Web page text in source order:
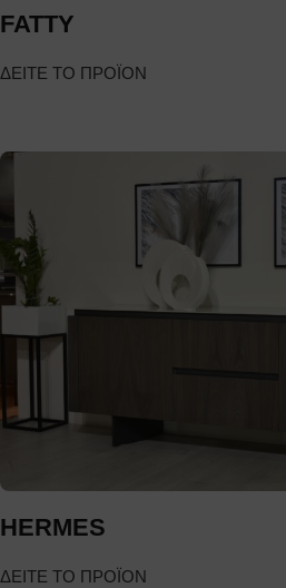
FATTY
ΔΕΙΤΕ ΤΟ ΠΡΟΪΟΝ
HERMES
ΔΕΙΤΕ ΤΟ ΠΡΟΪΟΝ